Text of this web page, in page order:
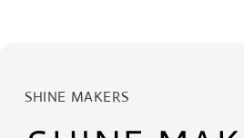
SHINE MAKERS